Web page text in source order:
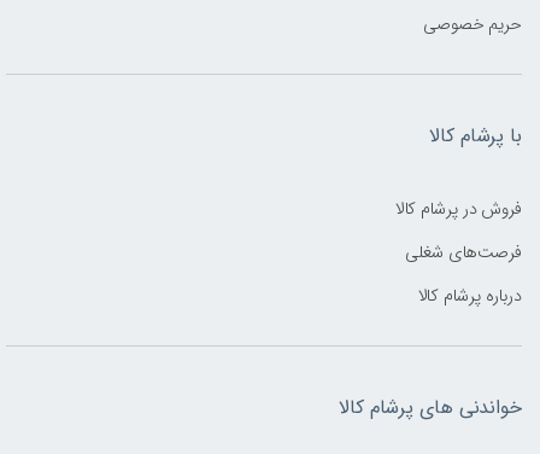
حریم خصوصی
با پرشام کالا
فروش در پرشام کالا
فرصت‌های شغلی
درباره پرشام کالا
خواندنی های پرشام کالا